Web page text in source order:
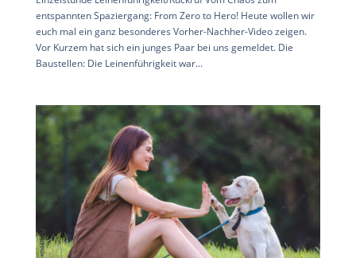
entspannten Spaziergang: From Zero to Hero! Heute wollen wir
euch mal ein ganz besonderes Vorher-Nachher-Video zeigen.
Vor Kurzem hat sich ein junges Paar bei uns gemeldet. Die
Baustellen: Die Leinenführigkeit war...